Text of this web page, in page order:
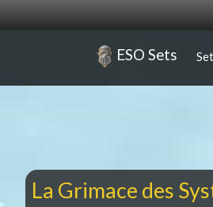
ESO Sets
La Grimace des